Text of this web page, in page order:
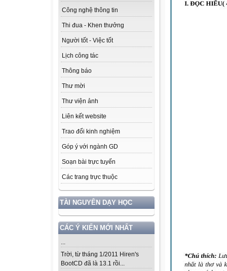
Công nghệ thông tin
Thi đua - Khen thưởng
Người tốt - Việc tốt
Lịch công tác
Thông báo
Thư mời
Thư viện ảnh
Liên kết website
Trao đổi kinh nghiệm
Góp ý với ngành GD
Soạn bài trực tuyến
Các trang trực thuộc
TÀI NGUYÊN DẠY HỌC
CÁC Ý KIẾN MỚI NHẤT
...
Trời, từ tháng 1/2011 Hiren's
BootCD đã là 13.1 rồi...